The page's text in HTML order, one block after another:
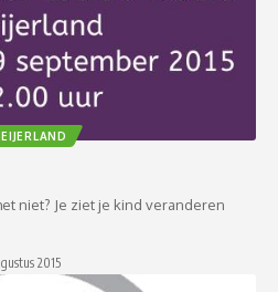
niet? Je ziet je kind veranderen
2015